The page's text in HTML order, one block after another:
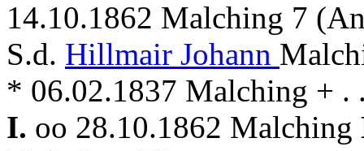
14.10.1862 Malching 7
S.d. Hillmair Johann
* 06.02.1837 Malching + .
I. oo 28.10.1862 Malching